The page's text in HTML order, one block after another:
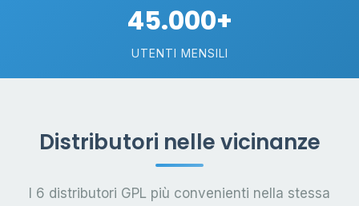
45.000+
UTENTI MENSILI
Distributori nelle vicinanze
I 6 distributori GPL più convenienti nella stessa